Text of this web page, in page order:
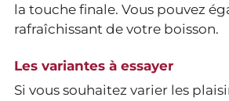
la touche finale. Vous pouvez
rafraîchissant de votre boisson.
Les variantes à essayer
Si vous souhaitez varier les